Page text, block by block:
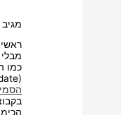
מגיב
כמו
(Methylphenidate)